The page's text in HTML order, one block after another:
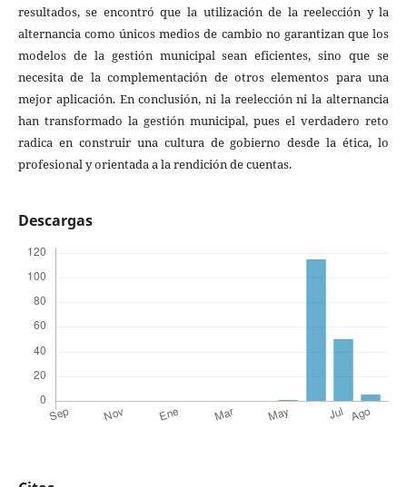
resultados, se encontró que la utilización de la reelección y la
alternancia como únicos medios de cambio no garantizan que los
modelos de la gestión municipal sean eficientes, sino que se
necesita de la complementación de otros elementos para una
mejor aplicación. En conclusión, ni la reelección ni la alternancia
han transformado la gestión municipal, pues el verdadero reto
radica en construir una cultura de gobierno desde la ética, lo
profesional y orientada a la rendición de cuentas.
Descargas